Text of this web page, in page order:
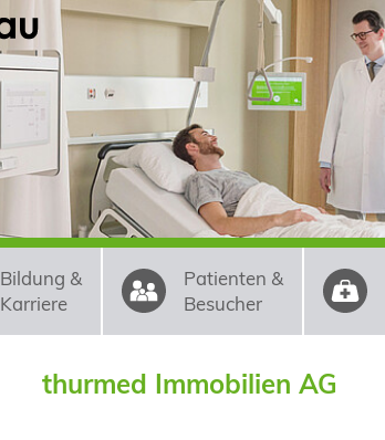
Bildung &
Karriere
Patienten &
Besucher
thurmed Immobilien AG